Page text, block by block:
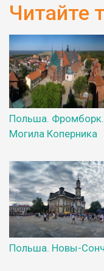
Читайте
Польша. Фромборк.
Могила Коперника
Польша. Новы-Сонч